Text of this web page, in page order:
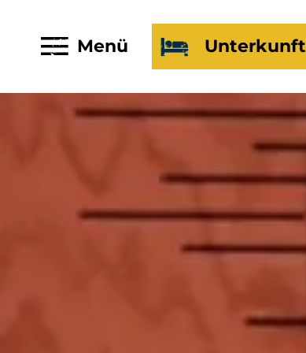
Menü Unterkunft